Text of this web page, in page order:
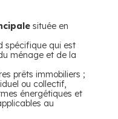
située en
spécifique qui est
ménage et de la
prêts immobiliers ;
ou collectif,
énergétiques et
au